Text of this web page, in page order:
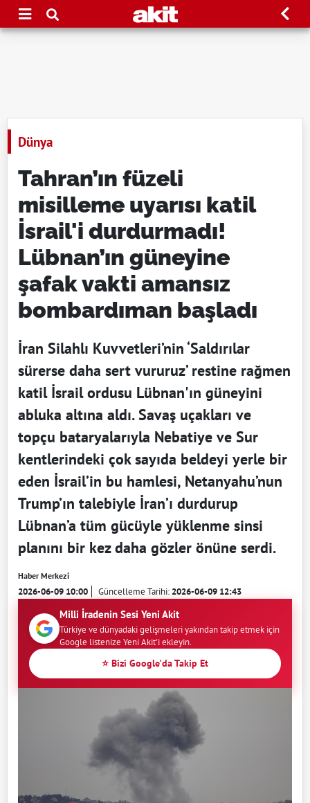
Dünya
Tahran’ın füzeli
misilleme uyarısı katil
İsrail'i durdurmadı!
Lübnan’ın güneyine
şafak vakti amansız
bombardıman başladı
İran Silahlı Kuvvetleri’nin ‘Saldırılar
sürerse daha sert vururuz’ restine rağmen
katil İsrail ordusu Lübnan'ın güneyini
abluka altına aldı. Savaş uçakları ve
topçu bataryalarıyla Nebatiye ve Sur
kentlerindeki çok sayıda beldeyi yerle bir
eden İsrail’in bu hamlesi, Netanyahu’nun
Trump’ın talebiyle İran’ı durdurup
Lübnan’a tüm gücüyle yüklenme sinsi
planını bir kez daha gözler önüne serdi.
Haber Merkezi
2026-06-09 10:00 Güncelleme Tarihi:2026-06-09 12:43
Milli İradenin Sesi Yeni Akit
Türkiye ve dünyadaki gelişmeleri yakından takip etmek için
Google listenize Yeni Akit'i ekleyin.
⭐ Bizi Google'da Takip Et